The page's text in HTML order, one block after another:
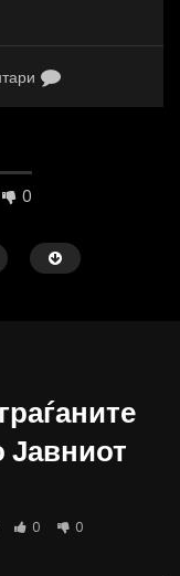
0
АВГУСТ 6, 2026
Јавниот
0 0